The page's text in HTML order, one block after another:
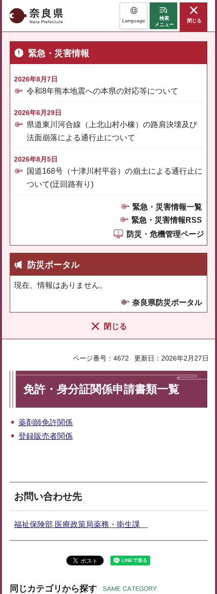
奈良県 Language
検索
メニュー
閉じる
緊急・災害情報
2026年8月7日
令和8年熊本地震への本県の対応等について
2026年6月29日
県道東川河合線（上北山村小橡）の路肩決壊及び
法面崩落による通行止について
2026年8月5日
国道168号（十津川村平谷）の崩土による通行止に
ついて(迂回路有り)
緊急・災害情報一覧
緊急・災害情報RSS
防災・危機管理ページ
防災ポータル
現在、情報はありません。
奈良県防災ポータル
閉じる
ページ番号：4672 更新日：2026年2月27日
免許・身分証関係申請書類一覧
薬剤師免許関係
登録販売者関係
お問い合わせ先
福祉保険部 医療政策局薬務・衛生課
同じカテゴリから探す